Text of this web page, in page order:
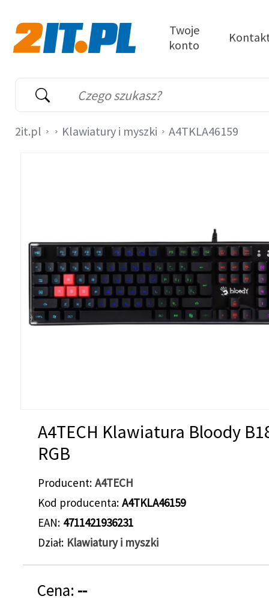
Wyszukiwarka
Słowo kluczowe
Twoje
konto
2it.pl Klawiatury i myszki A4TKLA46159
A4TECH Klawiatura Bloody
RGB
Producent A4TECH
Kod producenta A4TKLA46159
EAN 4711421936231
Dział Klawiatury i myszki
Cena: --